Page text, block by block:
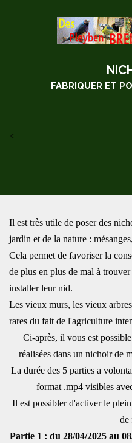
FABRIQUER ET
<
Il est très utile de poser des
jardin et de la nature :
Cela permet de favoriser la
de plus en plus de mal à
installer leur nid.
Les vieux murs, les vieux
rares du fait de l'agriculture
Ci-après, il vous est
réalisées dans un nichoir de
La durée des 5 parties a
format .mp4 visibles
Il est possibler d'activer le
de
Partie 1 : du 28/04/2025 au